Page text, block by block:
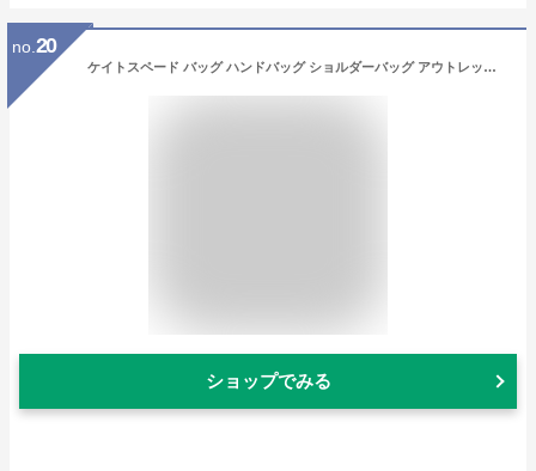
no. 20
ケイトスペード バッグ ハンドバッグ ショルダーバッグ アウトレット レディース バッグ KATE SPADE WKRU6952 129 ライトベージュ マルチ
ショップでみる